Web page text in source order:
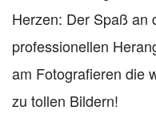
Herzen: Der Spaß an
professionellen
am Fotografieren die
zu tollen Bildern!